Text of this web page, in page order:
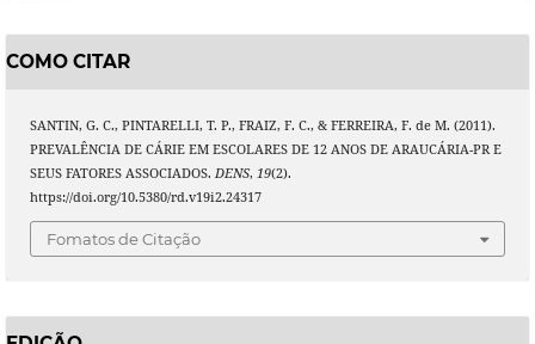
COMO CITAR
SANTIN, G. C., PINTARELLI, T. P., FRAIZ, F. C., & FERREIRA, F. de M. (2011).
PREVALÊNCIA DE CÁRIE EM ESCOLARES DE 12 ANOS DE ARAUCÁRIA-PR E
SEUS FATORES ASSOCIADOS. DENS, 19(2).
https://doi.org/10.5380/rd.v19i2.24317
Fomatos de Citação